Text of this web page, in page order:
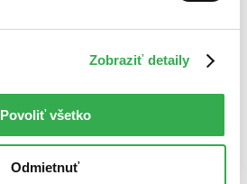
Zobraziť detaily
Povoliť všetko
Odmietnuť